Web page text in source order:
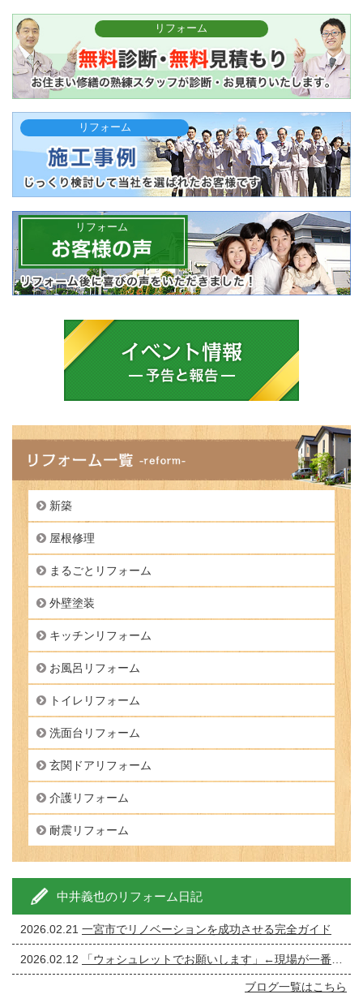
リフォーム
リフォーム
リフォーム
新築
屋根修理
まるごとリフォーム
外壁塗装
キッチンリフォーム
お風呂リフォーム
トイレリフォーム
洗面台リフォーム
玄関ドアリフォーム
介護リフォーム
耐震リフォーム
中井義也のリフォーム日記
2026.02.21 一宮市でリノベーションを成功させる完全ガイド
2026.02.12 「ウォシュレットでお願いします」←現場が一番ざわつく一言です。
ブログ一覧はこちら